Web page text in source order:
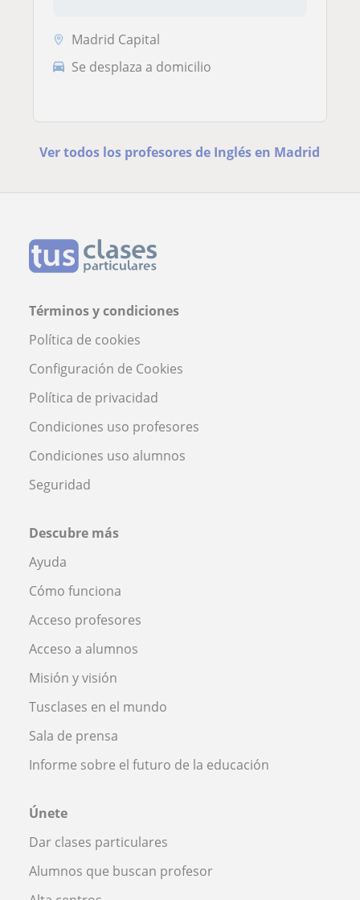
Madrid Capital
Se desplaza a domicilio
Ver todos los profesores de Inglés en Madrid
Términos y condiciones
Política de cookies
Configuración de Cookies
Política de privacidad
Condiciones uso profesores
Condiciones uso alumnos
Seguridad
Descubre más
Ayuda
Cómo funciona
Acceso profesores
Acceso a alumnos
Misión y visión
Tusclases en el mundo
Sala de prensa
Informe sobre el futuro de la educación
Únete
Dar clases particulares
Alumnos que buscan profesor